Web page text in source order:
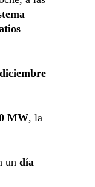
MW, la
un día